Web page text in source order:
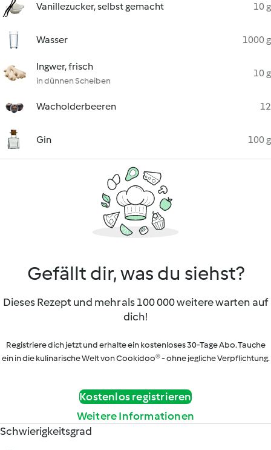
Vanillezucker, selbst gemacht 10 g
Wasser 1000 g
Ingwer, frisch
in dünnen Scheiben
10 g
Wacholderbeeren 12
Gin 100 g
Gefällt dir, was du siehst?
Dieses Rezept und mehr als 100 000 weitere warten auf
dich!
Registriere dich jetzt und erhalte ein kostenloses 30-Tage Abo. Tauche
ein in die kulinarische Welt von Cookidoo® - ohne jegliche Verpflichtung.
Kostenlos registrieren
Weitere Informationen
Schwierigkeitsgrad